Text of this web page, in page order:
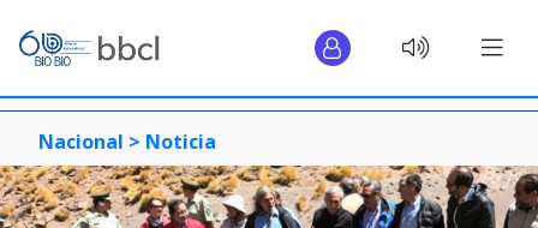
Nacional > Noticia